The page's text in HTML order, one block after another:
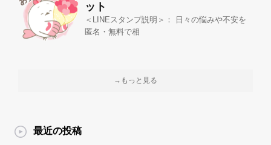
ット
＜LINEスタンプ説明＞： 日々の悩みや不安を
匿名・無料で相
→もっと見る
最近の投稿